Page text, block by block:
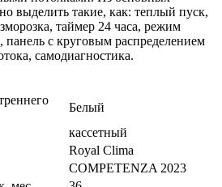
выделить такие, как: теплый пуск,
таймер 24 часа, режим
панель с круговым распределением
самодиагностика.
Белый
кассетный
Royal Clima
COMPETENZA 2023